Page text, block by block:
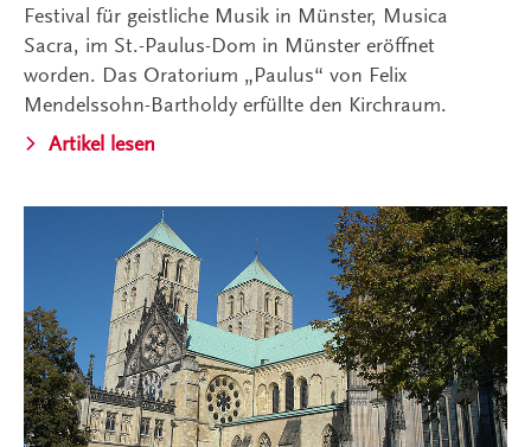
Festival für geistliche Musik in Münster, Musica
Sacra, im St.-Paulus-Dom in Münster eröffnet
worden. Das Oratorium „Paulus“ von Felix
Mendelssohn-Bartholdy erfüllte den Kirchraum.
Artikel lesen